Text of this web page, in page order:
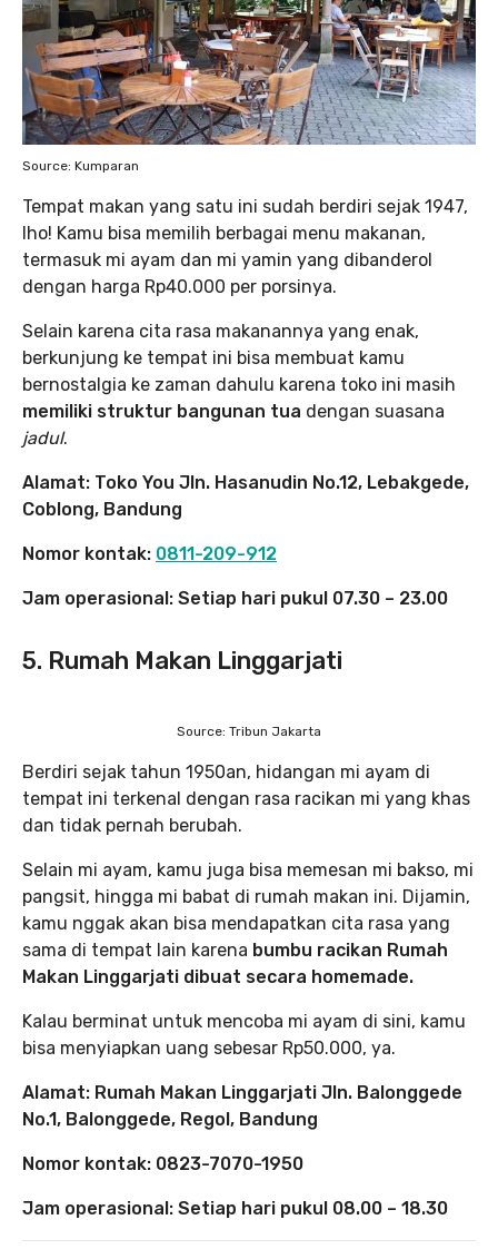
Source: Kumparan
Tempat makan yang satu ini sudah berdiri sejak 1947,
lho! Kamu bisa memilih berbagai menu makanan,
termasuk mi ayam dan mi yamin yang dibanderol
dengan harga Rp40.000 per porsinya.
Selain karena cita rasa makanannya yang enak,
berkunjung ke tempat ini bisa membuat kamu
bernostalgia ke zaman dahulu karena toko ini masih
memiliki struktur bangunan tua dengan suasana
jadul.
Alamat: Toko You Jln. Hasanudin No.12, Lebakgede,
Coblong, Bandung
Nomor kontak: 0811-209-912
Jam operasional: Setiap hari pukul 07.30 – 23.00
5. Rumah Makan Linggarjati
Source: Tribun Jakarta
Berdiri sejak tahun 1950an, hidangan mi ayam di
tempat ini terkenal dengan rasa racikan mi yang khas
dan tidak pernah berubah.
Selain mi ayam, kamu juga bisa memesan mi bakso, mi
pangsit, hingga mi babat di rumah makan ini. Dijamin,
kamu nggak akan bisa mendapatkan cita rasa yang
sama di tempat lain karena bumbu racikan Rumah
Makan Linggarjati dibuat secara homemade.
Kalau berminat untuk mencoba mi ayam di sini, kamu
bisa menyiapkan uang sebesar Rp50.000, ya.
Alamat: Rumah Makan Linggarjati Jln. Balonggede
No.1, Balonggede, Regol, Bandung
Nomor kontak: 0823-7070-1950
Jam operasional: Setiap hari pukul 08.00 – 18.30